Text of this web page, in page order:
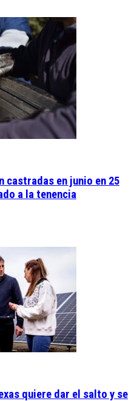
castradas en junio en 25
a la tenencia
quiere dar el salto y se